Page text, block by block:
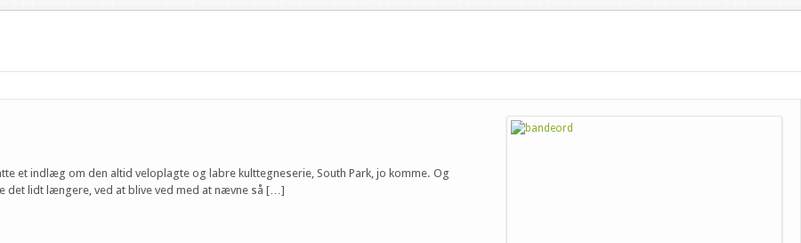
et indlæg om den altid veloplagte og labre kulttegneserie, South Park, jo komme. Og
det lidt længere, ved at blive ved med at nævne så […]